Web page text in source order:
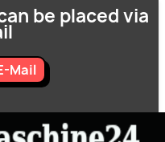
be placed via
Mail